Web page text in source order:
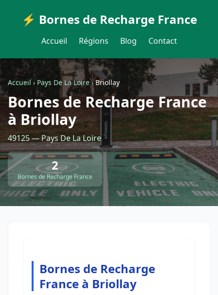
⚡ Bornes de Recharge France
Accueil Régions Blog Contact
Accueil›Pays De La Loire›Briollay
Bornes de Recharge France
à Briollay
49125 — Pays De La Loire
2
Bornes de Recharge France
Bornes de Recharge
France à Briollay